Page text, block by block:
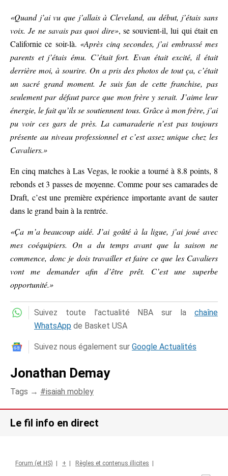
«Quand j’ai vu que j’allais à Cleveland, au début, j’étais sans
voix. Je ne savais pas quoi dire», se souvient-il, lui qui était en
Californie ce soir-là. «Après cinq secondes, j’ai embrassé mes
parents et j’étais ému. C’était fort. Evan était excité, il était
derrière moi, à sourire. On a pris des photos de tout ça, c’était
un sacré grand moment. Je suis fan de cette franchise, pas
seulement par défaut parce que mon frère y serait. J’aime leur
énergie, le fait qu’ils se soutiennent tous. Grâce à mon frère, j’ai
pu voir ces gars de près. La camaraderie n’est pas toujours
présente au niveau professionnel et c’est assez unique chez les
Cavaliers.»
En cinq matches à Las Vegas, le rookie a tourné à 8.8 points, 8
rebonds et 3 passes de moyenne. Comme pour ses camarades de
Draft, c’est une première expérience importante avant de sauter
dans le grand bain à la rentrée.
«Ça m’a beaucoup aidé. J’ai goûté à la ligue, j’ai joué avec
mes coéquipiers. On a du temps avant que la saison ne
commence, donc je dois travailler et faire ce que les Cavaliers
vont me demander afin d’être prêt. C’est une superbe
opportunité.»
Suivez toute l'actualité NBA sur la chaîne
WhatsApp de Basket USA
Suivez nous également sur Google Actualités
Jonathan Demay
Tags → isaiah mobley
Le fil info en direct
Forum (et HS) + Règles et contenus illicites